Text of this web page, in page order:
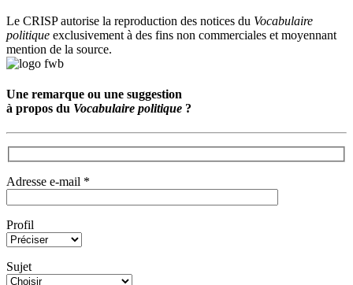
Le CRISP autorise la reproduction des notices du Vocabulaire
politique exclusivement à des fins non commerciales et moyennant
mention de la source.
Une remarque ou une suggestion
à propos du Vocabulaire politique ?
Adresse e-mail *
Profil
Sujet